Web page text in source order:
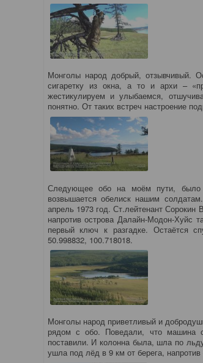
Монголы народ добрый, отзывчивый.
сигаретку из окна, а то и архи –
жестикулируем и улыбаемся,
понятно. От таких встреч настроение
Следующее обо на моём пути, было
возвышается обелиск нашим
апрель 1973 год. Ст.лейтенант
напротив острова Далайн-Модон-Хуйс
первый ключ к разгадке. Остаётся
50.998832, 100.718018.
Монголы народ приветливый и
рядом с обо. Поведали, что машина
поставили. И колонна была, шла по
ушла под лёд в 9 км от берега,